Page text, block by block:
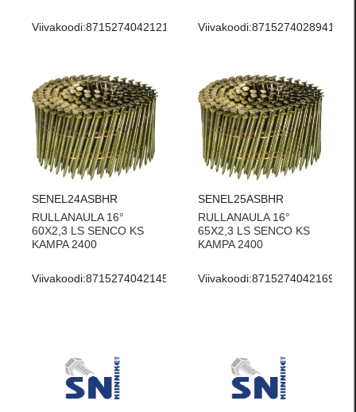
Viivakoodi:8715274042121 Viivakoodi:8715274028941
SENEL24ASBHR
RULLANAULA 16°
60X2,3 LS SENCO KS
KAMPA 2400
Viivakoodi:8715274042145
SENEL25ASBHR
RULLANAULA 16°
65X2,3 LS SENCO KS
KAMPA 2400
Viivakoodi:8715274042169